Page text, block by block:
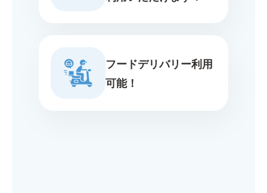
フードデリバリー利用
可能！